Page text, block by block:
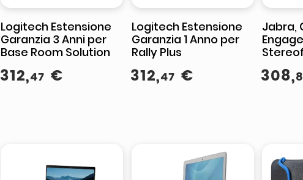
Logitech Estensione
Garanzia 3 Anni per
Base Room Solution
312,47 €
Logitech Estensione
Garanzia 1 Anno per
Rally Plus
312,47 €
Jabra,
USB-A
308,